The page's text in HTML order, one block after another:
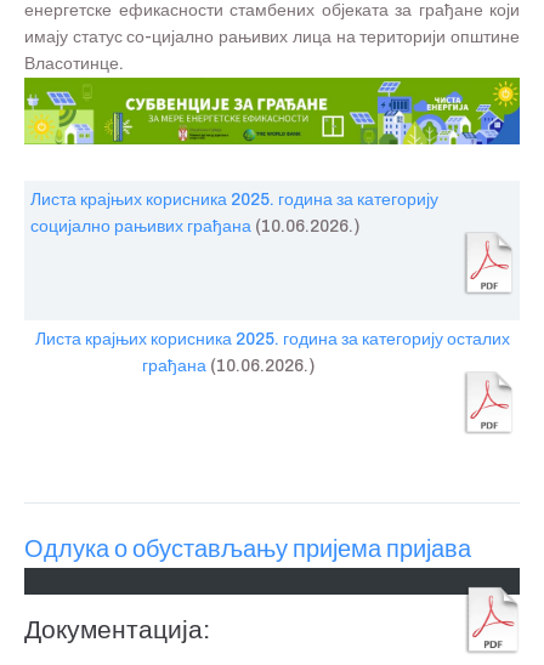
енергетске ефикасности стамбених објеката за грађане који
имају статус со-цијално рањивих лица на територији општине
Власотинце.
Листа крајњих корисника 2025. година за категорију
социјално рањивих грађана (10.06.2026.)
Листа крајњих корисника 2025. година за категорију осталих
грађана (10.06.2026.)
Одлука о обустављању пријема пријава
Документација: